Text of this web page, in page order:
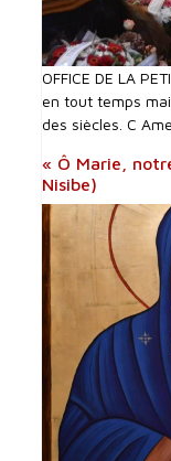
OFFICE DE LA
en tout temps
des siècles. C
« Ô Marie,
Nisibe)